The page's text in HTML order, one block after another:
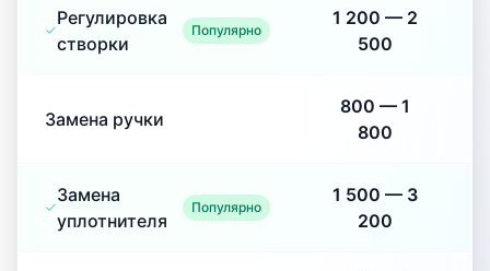
Регулировка
створки
Популярно
1 200 — 2
500
Замена ручки
800 — 1
800
Замена
уплотнителя
Популярно
1 500 — 3
200